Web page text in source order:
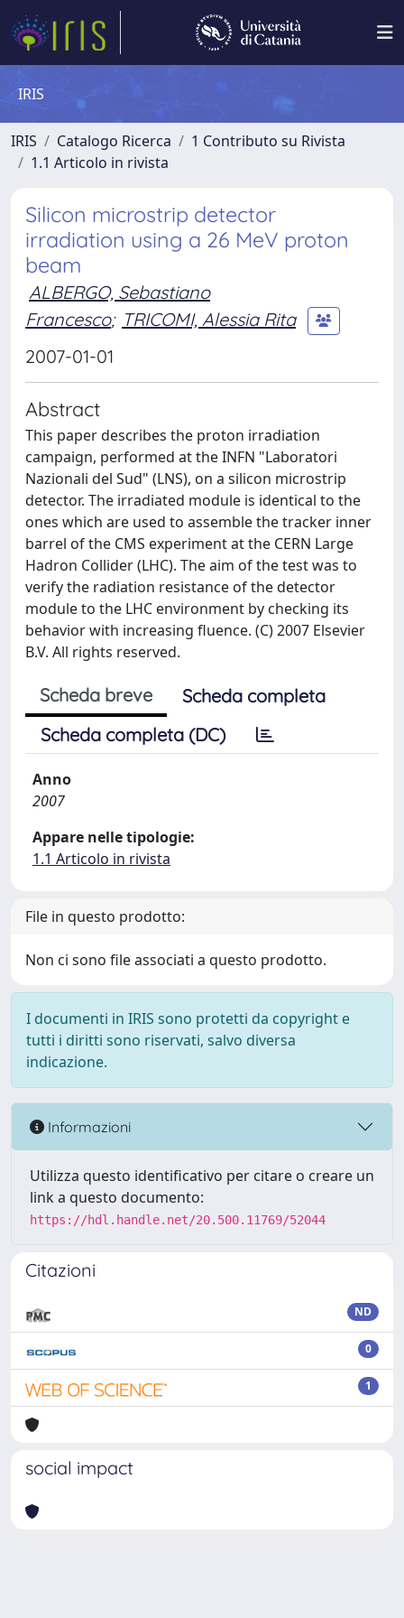
IRIS
IRIS Catalogo Ricerca
1 Contributo su Rivista
1.1 Articolo in rivista
Silicon microstrip detector
irradiation using a 26 MeV proton
beam
ALBERGO, Sebastiano
Francesco; TRICOMI, Alessia Rita
2007-01-01
Abstract
This paper describes the proton irradiation
campaign, performed at the INFN "Laboratori
Nazionali del Sud" (LNS), on a silicon microstrip
detector. The irradiated module is identical to the
ones which are used to assemble the tracker inner
barrel of the CMS experiment at the CERN Large
Hadron Collider (LHC). The aim of the test was to
verify the radiation resistance of the detector
module to the LHC environment by checking its
behavior with increasing fluence. (C) 2007 Elsevier
B.V. All rights reserved.
Scheda breve
Scheda completa
Scheda completa (DC)
Anno
2007
Appare nelle tipologie:
1.1 Articolo in rivista
File in questo prodotto:
Non ci sono file associati a questo prodotto.
I documenti in IRIS sono protetti da copyright e
tutti i diritti sono riservati, salvo diversa
indicazione.
Informazioni
Utilizza questo identificativo per citare o creare un
link a questo documento:
https://hdl.handle.net/20.500.11769/52044
Citazioni
ND
0
1
social impact